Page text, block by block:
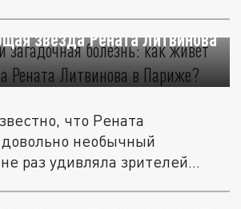
загадочная болезнь: как
звезда Рената Литвинова
что Рената
необычный
раз удивляла зрителей